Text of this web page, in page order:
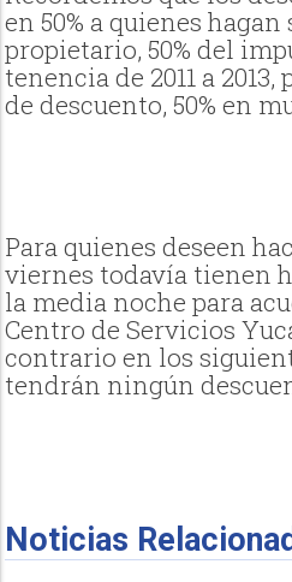
en 50% a quienes
propietario, 50% del
tenencia de 2011 a 2013,
de descuento, 50% en
Para quienes deseen
viernes todavía tienen
la media noche para
Centro de Servicios
contrario en los
tendrán ningún
Noticias